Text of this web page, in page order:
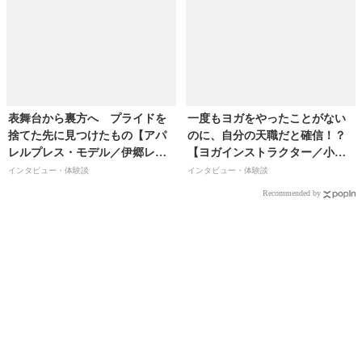
表舞台から裏方へ プライドを
捨てた先に見つけたもの【アパ
レルプレス・モデル／伊郷レナ
さん】
インタビュー・体験談
一度もヨガをやったことがない
のに、自分の天職だと確信！？
【ヨガインストラクター／小野
茉里奈さん】
インタビュー・体験談
Recommended by